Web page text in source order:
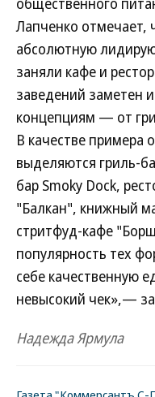
Лапченко отмечает,
абсолютную
заняли кафе и
заведений заметен
концепциям — от
В качестве примера
выделяются гриль-
бар Smoky Dock,
"Балкан", книжный
стритфуд-кафе
популярность тех
себе качественную
невысокий чек»,—
Надежда Ярмула